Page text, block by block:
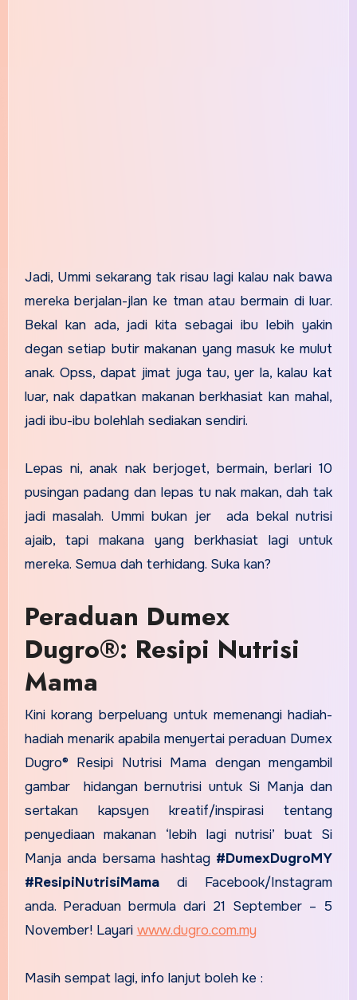
Jadi, Ummi sekarang tak risau lagi kalau nak bawa
mereka berjalan-jlan ke tman atau bermain di luar.
Bekal kan ada, jadi kita sebagai ibu lebih yakin
degan setiap butir makanan yang masuk ke mulut
anak. Opss, dapat jimat juga tau, yer la, kalau kat
luar, nak dapatkan makanan berkhasiat kan mahal,
jadi ibu-ibu bolehlah sediakan sendiri.
Lepas ni, anak nak berjoget, bermain, berlari 10
pusingan padang dan lepas tu nak makan, dah tak
jadi masalah. Ummi bukan jer ada bekal nutrisi
ajaib, tapi makana yang berkhasiat lagi untuk
mereka. Semua dah terhidang. Suka kan?
Peraduan Dumex
Dugro®: Resipi Nutrisi
Mama
Kini korang berpeluang untuk memenangi hadiah-
hadiah menarik apabila menyertai peraduan Dumex
Dugro® Resipi Nutrisi Mama dengan mengambil
gambar hidangan bernutrisi untuk Si Manja dan
sertakan kapsyen kreatif/inspirasi tentang
penyediaan makanan ‘lebih lagi nutrisi’ buat Si
Manja anda bersama hashtag #DumexDugroMY
#ResipiNutrisiMamadi Facebook/Instagram
anda. Peraduan bermula dari 21 September – 5
November! Layari www.dugro.com.my
Masih sempat lagi, info lanjut boleh ke :